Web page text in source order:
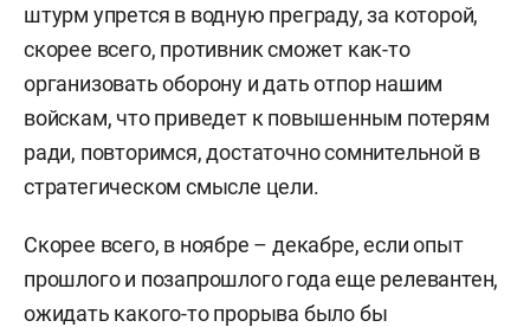
штурм упрется в водную преграду, за которой,
скорее всего, противник сможет как-то
организовать оборону и дать отпор нашим
войскам, что приведет к повышенным потерям
ради, повторимся, достаточно сомнительной в
стратегическом смысле цели.
Скорее всего, в ноябре – декабре, если опыт
прошлого и позапрошлого года еще релевантен,
ожидать какого-то прорыва было бы